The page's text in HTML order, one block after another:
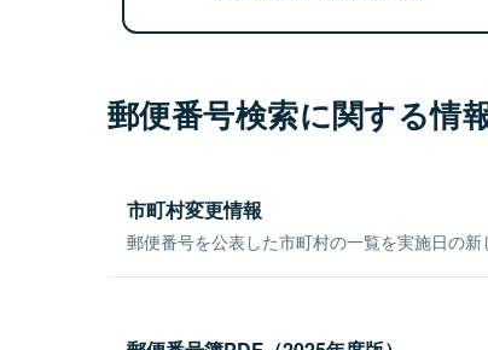
郵便番号検索に関する情
市町村変更情報
郵便番号を公表した市町村の一覧を実施日の新